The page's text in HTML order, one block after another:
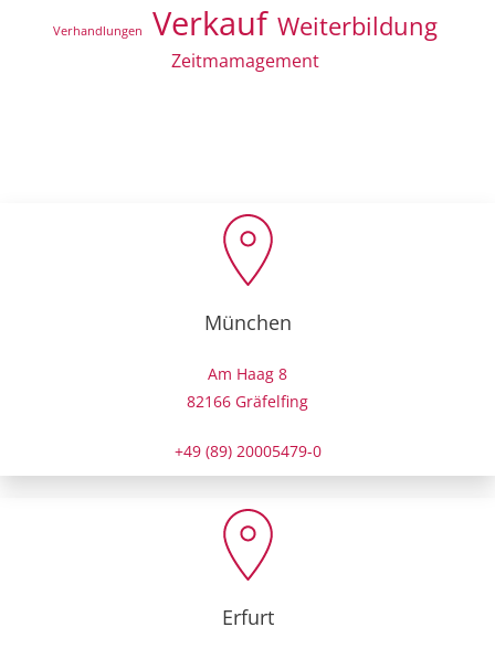
Verhandlungen Verkauf Weiterbildung
Zeitmamagement
München
Am Haag 8
82166 Gräfelfing
+49 (89) 20005479-0
Erfurt